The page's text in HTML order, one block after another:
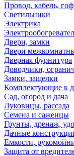
Провод, кабель,
Светильники
Электрика
Двери, замки
Двери
Дверная фурнитура
Доводчики,
Замки, защелки
Комплектующие к
Сад, огород и дача
Луковицы, рассада
Семена и саженцы
Грунты, дренаж,
Дачные
Емкости,
Защита от